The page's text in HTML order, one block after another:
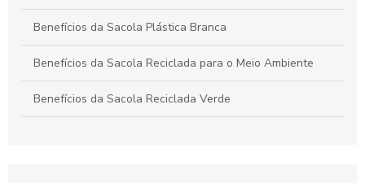
Benefícios da Sacola Plástica Branca
Benefícios da Sacola Reciclada para o Meio Ambiente
Benefícios da Sacola Reciclada Verde